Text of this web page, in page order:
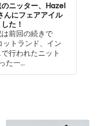
ニッター、Hazel
んにフェアアイル
た！
前回の続きで
ットランド、イン
行われたニット
た一...